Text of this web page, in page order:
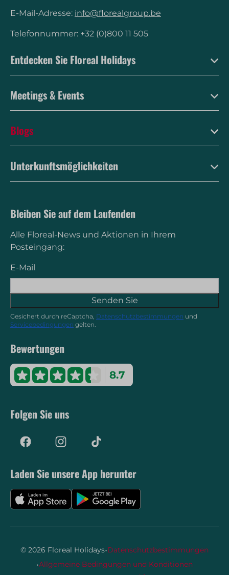
E-Mail-Adresse: info@florealgroup.be
Telefonnummer: +32 (0)800 11 505
Entdecken Sie Floreal Holidays
Meetings & Events
Blogs
Unterkunftsmöglichkeiten
Bleiben Sie auf dem Laufenden
Alle Floreal-News und Aktionen in Ihrem
Posteingang:
E-Mail
Senden Sie
Gesichert durch reCaptcha, Datenschutzbestimmungen und
Servicebedingungen gelten.
Bewertungen
8.7
Folgen Sie uns
Laden Sie unsere App herunter
© 2026 Floreal Holidays·Datenschutzbestimmungen
·Allgemeine Bedingungen und Konditionen